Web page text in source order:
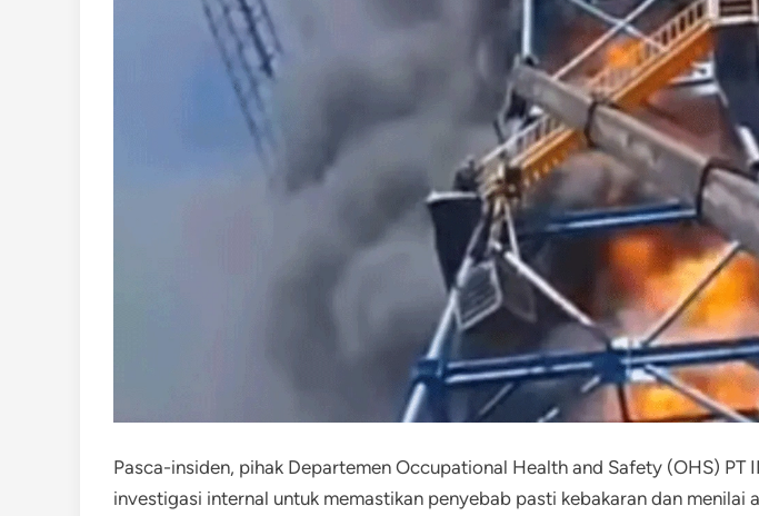
Pasca-insiden, pihak Departemen Occupational Health and Safety (OHS) PT
investigasi internal untuk memastikan penyebab pasti kebakaran dan menilai